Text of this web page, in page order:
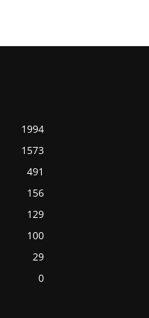
1994
1573
491
156
129
100
29
0